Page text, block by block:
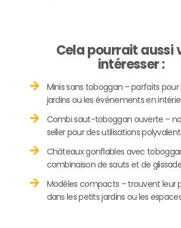
Cela pourrait aussi
intéresser :
Minis sans toboggan – parfaits pour
jardins ou les événements en
Combi saut-toboggan ouverte –
seller pour des utilisations
Châteaux gonflables avec
combinaison de sauts et de
Modèles compacts – trouvent leur
dans les petits jardins ou les